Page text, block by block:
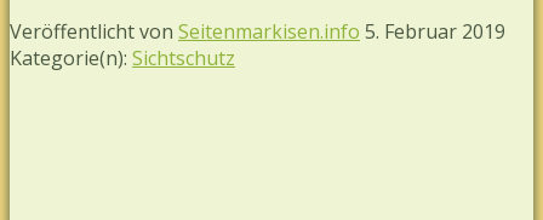
Veröffentlicht von Seitenmarkisen.info 5. Februar 2019
Kategorie(n): Sichtschutz